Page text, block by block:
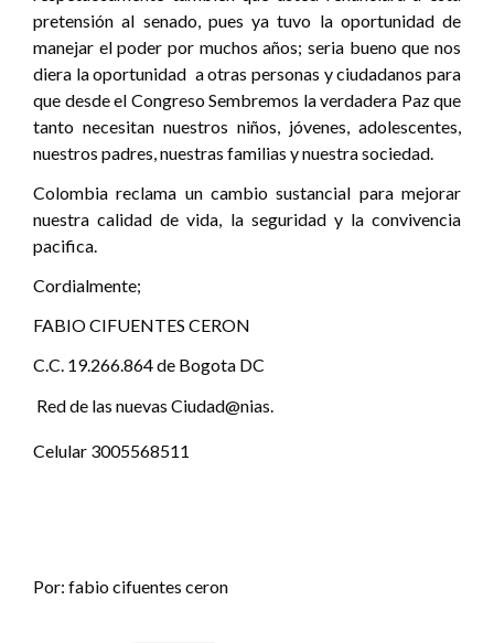
pretensión al senado, pues ya tuvo la oportunidad de
manejar el poder por muchos años; seria bueno que nos
diera la oportunidad a otras personas y ciudadanos para
que desde el Congreso Sembremos la verdadera Paz que
tanto necesitan nuestros niños, jóvenes, adolescentes,
nuestros padres, nuestras familias y nuestra sociedad.
Colombia reclama un cambio sustancial para mejorar
nuestra calidad de vida, la seguridad y la convivencia
pacifica.
Cordialmente;
FABIO CIFUENTES CERON
C.C. 19.266.864 de Bogota DC
Red de las nuevas Ciudad@nias.
Celular 3005568511
Por: fabio cifuentes ceron